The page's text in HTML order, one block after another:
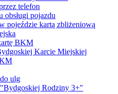
telefon
obsługi pojazdu
pojeździe kartą zbliżeniową
BKM
Karcie Miejskiej
ulg
Rodziny 3+"